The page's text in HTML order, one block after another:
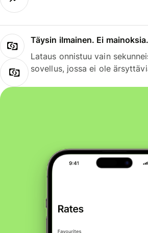
Täysin ilmainen. Ei mainoksia.
Lataus onnistuu vain
sovellus, jossa ei ole